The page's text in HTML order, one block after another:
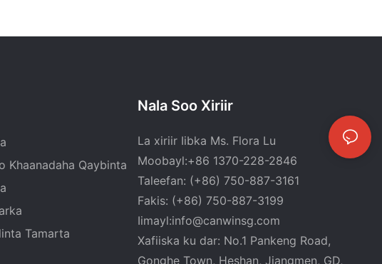
Khaanadaha Qaybinta
Tamarta
Nala Soo Xiriir
La xiriir Iibka Ms. Flora Lu
Moobayl:+86 1370-228-2846
Taleefan: (+86) 750-887-3161
Fakis: (+86) 750-887-3199
Iimayl:info@canwinsg.com
Xafiiska ku dar: No.1 Pankeng Road,
Gonghe Town, Heshan, Jiangmen, GD,